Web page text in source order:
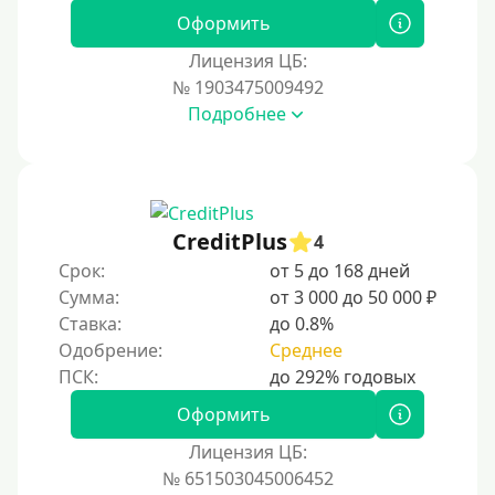
На карту с нулевым балансом
На дебетовую карту
На кредитную карту
На виртуальную карту
На неименную карту
На именную карту
На зарплатную карту
На чужую карту без отказа
Оформить
Лицензия ЦБ:
№ 1903475009492
Подробнее
CreditPlus
4
Срок:
от 5 до 168 дней
Сумма:
от 3 000 до 50 000 ₽
Ставка:
до 0.8%
Одобрение:
Среднее
Оформить
Лицензия ЦБ:
№ 651503045006452